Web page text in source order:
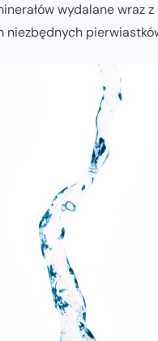
wydalane wraz
niezbędnych